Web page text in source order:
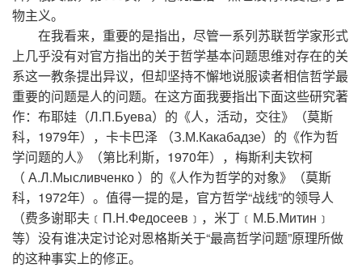
物主义。
在我看来，重要的是指出，尽管一系列苏联哲学家形式
上几乎没有对官方指出的关于哲学基本问题思维对存在的关
系这一教条提出异议，但却坚持不懈地说服读者相信哲学最
重要的问题是人的问题。在这方面我要指出下面这些研究著
作：布耶娃（Л.П.Буева）的《人，活动，交往》（莫斯
科，1979年），卡卡巴泽 （З.М.Какабадзе）的《作为哲
学问题的人》（第比利斯，1970年），梅斯利夫钦柯
（ А.Л.Мысливченко ）的《人作为哲学的对象》（莫斯
科，1972年）。值得一提的是，官方哲学“战线”的领导人
（费多谢耶夫﹝П.Н.Федосеев﹞，米丁﹝М.Б.Митин﹞
等）没有谁决定讨论对恩格斯关于“最高哲学问题”原理所做
的这种事实上的修正。